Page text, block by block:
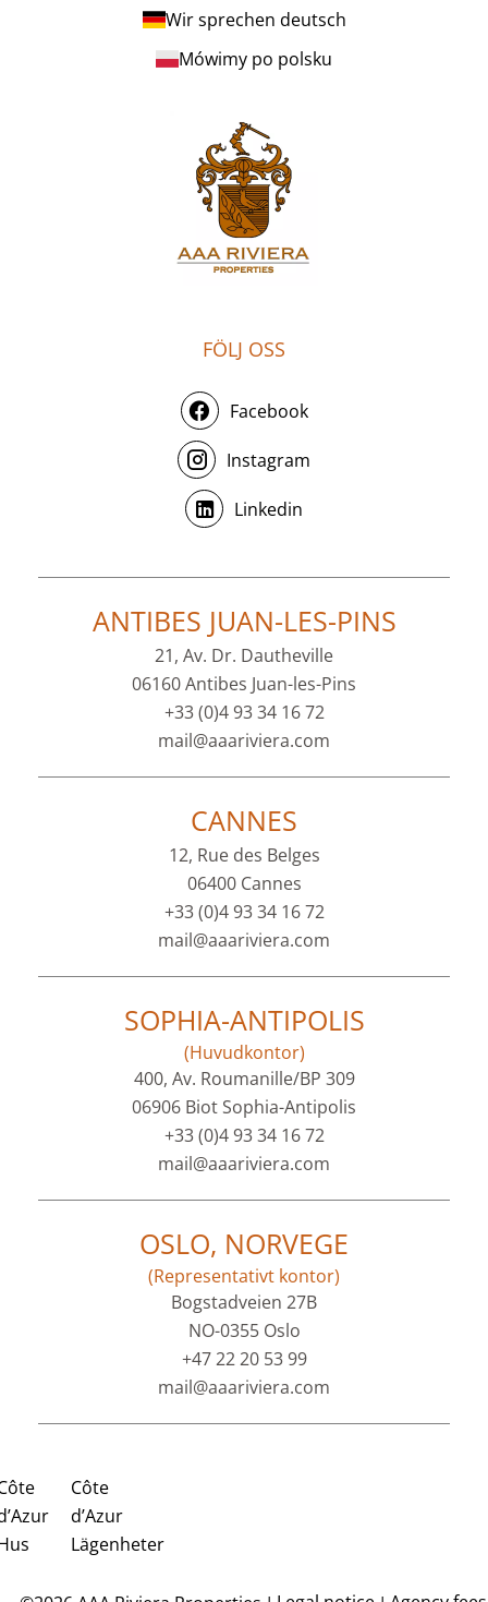
Wir sprechen deutsch
Mówimy po polsku
FÖLJ OSS
Facebook
Instagram
Linkedin
ANTIBES JUAN-LES-PINS
21, Av. Dr. Dautheville
06160 Antibes Juan-les-Pins
+33 (0)4 93 34 16 72
mail@aaariviera.com
CANNES
12, Rue des Belges
06400 Cannes
+33 (0)4 93 34 16 72
mail@aaariviera.com
SOPHIA-ANTIPOLIS
(Huvudkontor)
400, Av. Roumanille/BP 309
06906 Biot Sophia-Antipolis
+33 (0)4 93 34 16 72
mail@aaariviera.com
OSLO, NORVEGE
(Representativt kontor)
Bogstadveien 27B
NO-0355 Oslo
+47 22 20 53 99
mail@aaariviera.com
Côte
d’Azur
Lägenheter